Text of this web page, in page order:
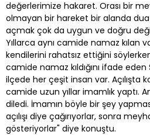
değerlerimize hakaret. Orası bir
olmayan bir hareket bir alanda
açmak çok da uygun ve doğru
Yıllarca aynı camide namaz kılan
kendilerini rahatsız ettiğini
camide namaz kıldığını ifade
ilçede her çeşit insan var. Açılışta
camide uzun yıllar imamlık yaptı.
diledi. İmamın böyle bir şey
açılışı diye çağırıyorlar, sonra
gösteriyorlar" diye konuştu.